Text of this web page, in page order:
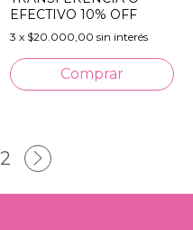
EFECTIVO 10% OFF
3 x $20.000,00 sin interés
Comprar
2